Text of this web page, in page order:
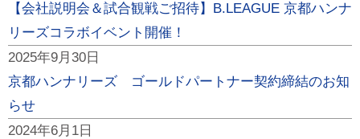
【会社説明会＆試合観戦ご招待】B.LEAGUE 京都ハンナ
リーズコラボイベント開催！
2025年9月30日
京都ハンナリーズ ゴールドパートナー契約締結のお知
らせ
2024年6月1日